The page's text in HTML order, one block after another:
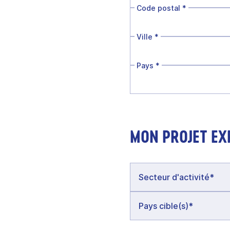
Code postal *
Ville *
Pays *
MON PROJET